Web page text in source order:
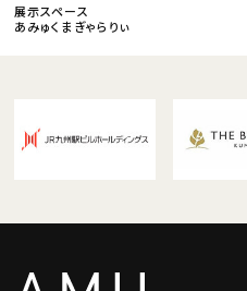
展示スペース
あみゅくまぎゃらりぃ